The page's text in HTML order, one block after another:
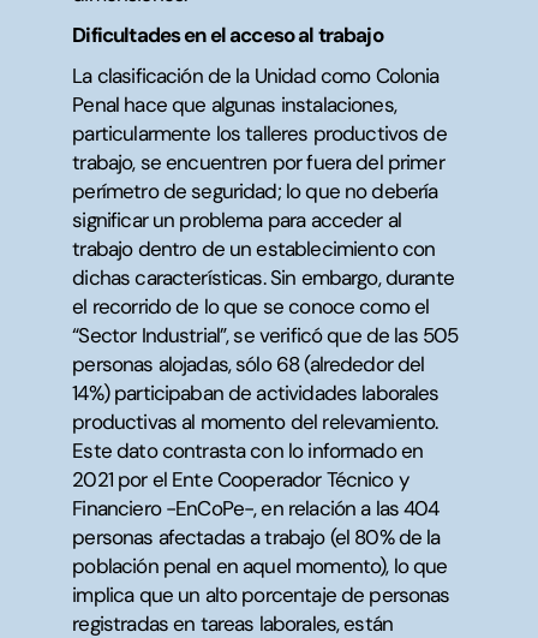
Dificultades en el acceso al trabajo
La clasificación de la Unidad como Colonia
Penal hace que algunas instalaciones,
particularmente los talleres productivos de
trabajo, se encuentren por fuera del primer
perímetro de seguridad; lo que no debería
significar un problema para acceder al
trabajo dentro de un establecimiento con
dichas características. Sin embargo, durante
el recorrido de lo que se conoce como el
“Sector Industrial”, se verificó que de las 505
personas alojadas, sólo 68 (alrededor del
14%) participaban de actividades laborales
productivas al momento del relevamiento.
Este dato contrasta con lo informado en
2021 por el Ente Cooperador Técnico y
Financiero -EnCoPe-, en relación a las 404
personas afectadas a trabajo (el 80% de la
población penal en aquel momento), lo que
implica que un alto porcentaje de personas
registradas en tareas laborales, están